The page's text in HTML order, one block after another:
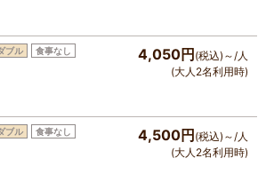
ブル 食事なし 4,050円 (税込)～/人
(大人2名利用時)
ブル 食事なし 4,500円 (税込)～/人
(大人2名利用時)